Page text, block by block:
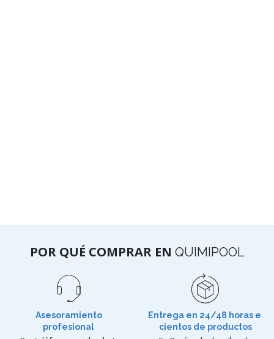
POR QUÉ COMPRAR EN QUIMIPOOL
Asesoramiento
profesional
Entrega en 24/48 horas e
cientos de productos